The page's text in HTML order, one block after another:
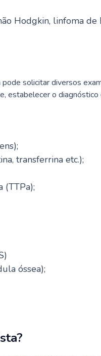
Hodgkin, linfoma de
solicitar diversos
estabelecer o diagnóstico
transferrina etc.);
(TTPa);
óssea);